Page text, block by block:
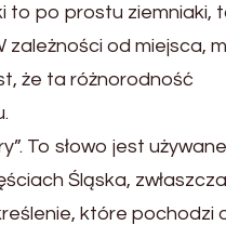
to po prostu ziemniaki,
zależności od miejsca,
że ta różnorodność
To słowo jest
Śląska,
które pochodzi